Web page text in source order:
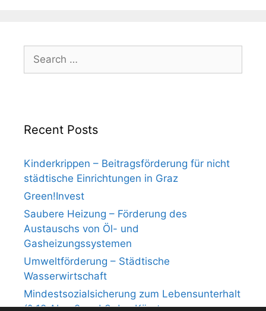
Search
for:
Recent Posts
Kinderkrippen – Beitragsförderung für nicht
städtische Einrichtungen in Graz
Green!Invest
Saubere Heizung – Förderung des
Austauschs von Öl- und
Gasheizungssystemen
Umweltförderung – Städtische
Wasserwirtschaft
Mindestsozialsicherung zum Lebensunterhalt
(§ 12 Abs. 2 und 3 des Kärntner